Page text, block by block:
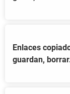
Enlaces
guardan,